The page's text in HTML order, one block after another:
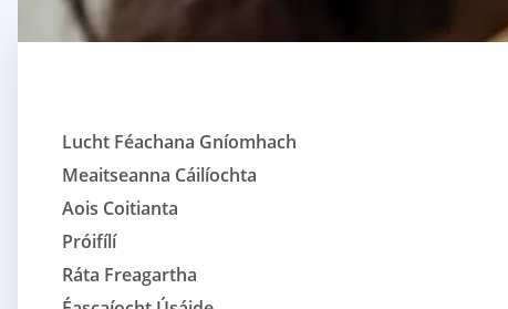
Lucht Féachana Gníomhach
Meaitseanna Cáilíochta
Aois Coitianta
Próifílí
Ráta Freagartha